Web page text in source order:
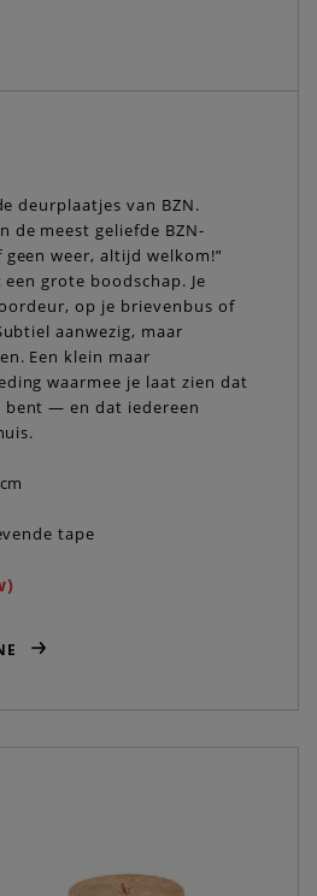
deurplaatjes van BZN.
de meest geliefde BZN-
geen weer, altijd welkom!”
grote boodschap. Je
op je brievenbus of
aanwezig, maar
Een klein maar
waarmee je laat zien dat
bent — en dat iedereen
tape